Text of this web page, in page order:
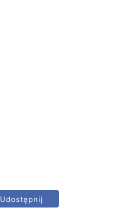
Udostępnij